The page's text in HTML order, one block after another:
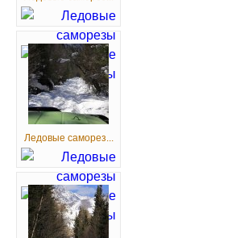
Ледовые саморез...